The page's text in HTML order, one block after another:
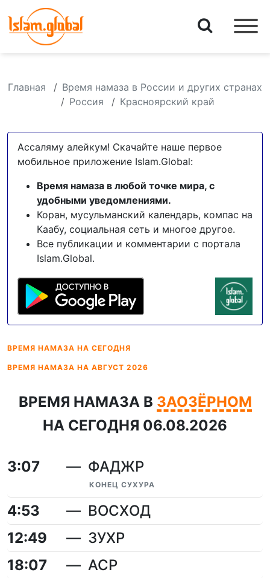
Главная
Время намаза в России и других странах
Россия
Красноярский край
Ассаляму алейкум! Скачайте наше первое
мобильное приложение Islam.Global:
Время намаза в любой точке мира, с
удобными уведомлениями.
Коран, мусульманский календарь, компас на
Каабу, социальная сеть и многое другое.
Все публикации и комментарии с портала
Islam.Global.
ВРЕМЯ НАМАЗА НА СЕГОДНЯ
ВРЕМЯ НАМАЗА НА АВГУСТ 2026
ВРЕМЯ НАМАЗА В ЗАОЗЁРНОМ
НА СЕГОДНЯ 06.08.2026
3:07 ФАДЖР
КОНЕЦ СУХУРА
4:53
ВОСХОД
12:49
ЗУХР
18:07
АСР